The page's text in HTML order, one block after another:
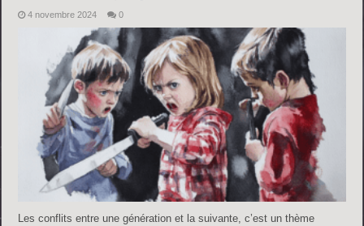
4 novembre 2024 0
Les conflits entre une génération et la suivante, c’est un thème